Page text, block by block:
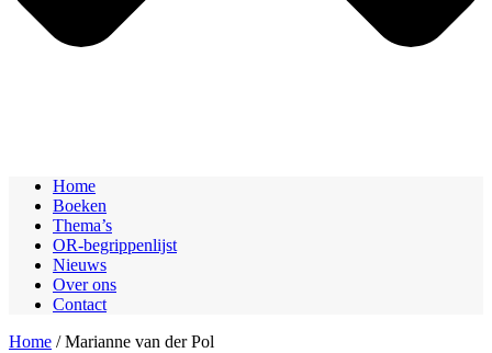
Home
Boeken
Thema’s
OR-begrippenlijst
Nieuws
Over ons
Contact
Home / Marianne van der Pol